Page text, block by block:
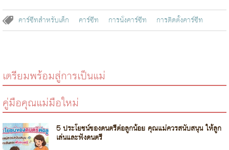
คาร์ซีทสำหรับเด็ก คาร์ซีท การนั่งคาร์ซีท การติดตั้งคาร์ซีท
เตรียมพร้อมสู่การเป็นแม่
คู่มือคุณแม่มือใหม่
5 ประโยชน์ของดนตรีต่อลูกน้อย คุณแม่ควรสนับสนุน ให้ลูก
เล่นและฟังดนตรี